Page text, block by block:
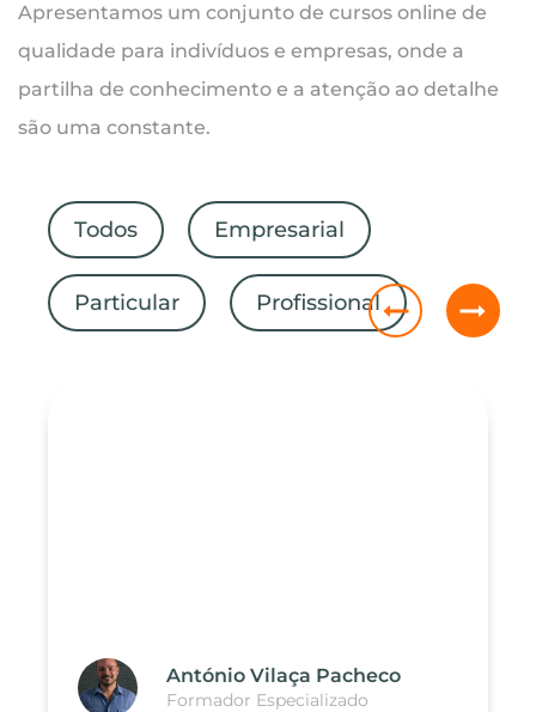
Apresentamos um conjunto de cursos online de
qualidade para indivíduos e empresas, onde a
partilha de conhecimento e a atenção ao detalhe
são uma constante.
Todos Empresarial
Particular Profissional
António Vilaça Pacheco
Formador Especializado